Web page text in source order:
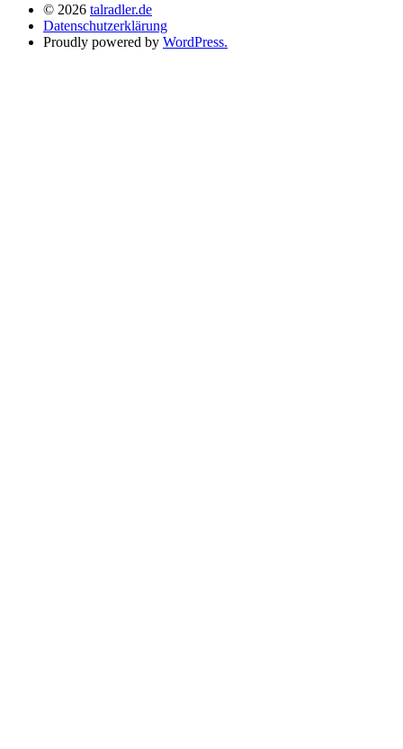
© 2026 talradler.de
Datenschutzerklärung
Proudly powered by WordPress.